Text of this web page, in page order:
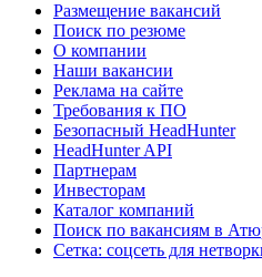
Размещение вакансий
Поиск по резюме
О компании
Наши вакансии
Реклама на сайте
Требования к ПО
Безопасный HeadHunter
HeadHunter API
Партнерам
Инвесторам
Каталог компаний
Поиск по вакансиям в
Сетка: соцсеть для